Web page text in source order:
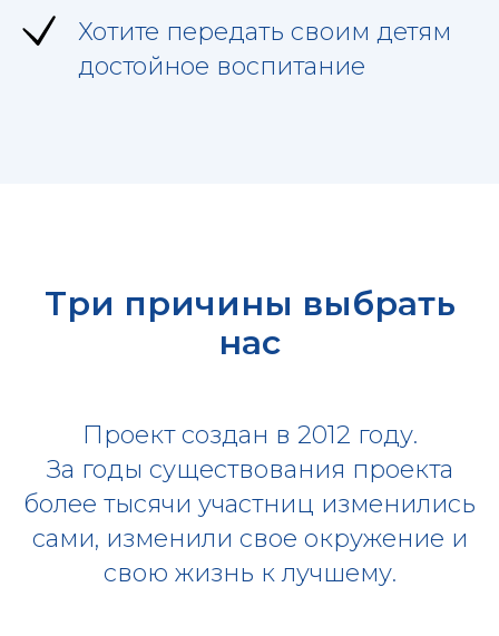
Хотите передать своим детям
достойное воспитание
Три причины выбрать
нас
Проект создан в 2012 году.
За годы существования проекта
более тысячи участниц изменились
сами, изменили свое окружение и
свою жизнь к лучшему.